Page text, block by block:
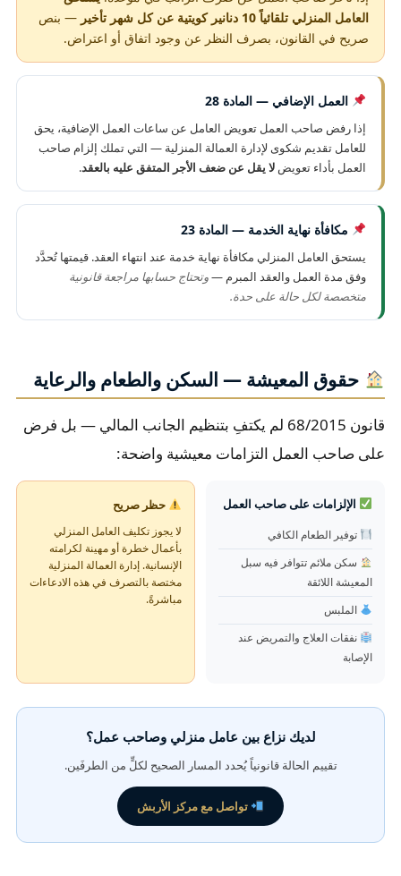
العامل المنزلي تلقائياً 10 دنانير كويتية عن كل شهر تأخير
— بنص
صريح في القانون، بصرف النظر عن وجود اتفاق أو اعتراض.
العمل الإضافي — المادة 28
إذا رفض صاحب العمل تعويض العامل عن ساعات العمل الإضافية، يحق
للعامل تقديم شكوى لإدارة العمالة المنزلية — التي تملك إلزام صاحب
العمل بأداء تعويض لا يقل عن ضعف الأجر المتفق عليه بالعقد.
مكافأة نهاية الخدمة — المادة 23
يستحق العامل المنزلي مكافأة نهاية خدمة عند انتهاء العقد. قيمتها تُحدَّد
وفق مدة العمل والعقد المبرم —وتحتاج حسابها مراجعة قانونية
متخصصة لكل حالة على حدة.
حقوق المعيشة — السكن والطعام والرعاية
قانون 68/2015 لم يكتفِ بتنظيم الجانب المالي — بل فرض
على صاحب العمل التزامات معيشية واضحة:
الإلزامات على صاحب العمل
توفير الطعام الكافي
سكن ملائم تتوافر فيه سبل
المعيشة اللائقة
الملبس
نفقات العلاج والتمريض عند
الإصابة
حظر صريح
لا يجوز تكليف العامل المنزلي
بأعمال خطرة أو مهينة لكرامته
الإنسانية. إدارة العمالة المنزلية
مختصة بالتصرف في هذه الادعاءات
مباشرةً.
لديك نزاع بين عامل منزلي وصاحب عمل؟
تقييم الحالة قانونياً يُحدد المسار الصحيح لكلٍّ من الطرفَين.
تواصل مع مركز الأربش